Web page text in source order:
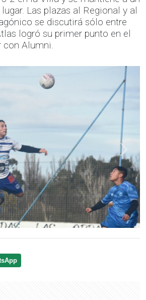
Las plazas al Regional y al
se discutirá sólo entre
logró su primer punto en el
con Alumni.